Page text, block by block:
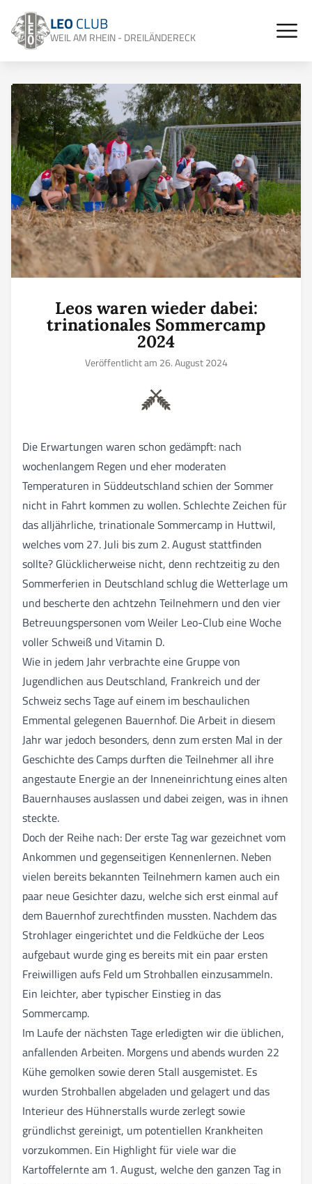
LEOCLUB
WEIL AM RHEIN - DREILÄNDERECK
Leos waren wieder dabei:
trinationales Sommercamp
2024
Veröffentlicht am 26. August 2024
Die Erwartungen waren schon gedämpft: nach
wochenlangem Regen und eher moderaten
Temperaturen in Süddeutschland schien der Sommer
nicht in Fahrt kommen zu wollen. Schlechte Zeichen für
das alljährliche, trinationale Sommercamp in Huttwil,
welches vom 27. Juli bis zum 2. August stattfinden
sollte? Glücklicherweise nicht, denn rechtzeitig zu den
Sommerferien in Deutschland schlug die Wetterlage um
und bescherte den achtzehn Teilnehmern und den vier
Betreuungspersonen vom Weiler Leo-Club eine Woche
voller Schweiß und Vitamin D.
Wie in jedem Jahr verbrachte eine Gruppe von
Jugendlichen aus Deutschland, Frankreich und der
Schweiz sechs Tage auf einem im beschaulichen
Emmental gelegenen Bauernhof. Die Arbeit in diesem
Jahr war jedoch besonders, denn zum ersten Mal in der
Geschichte des Camps durften die Teilnehmer all ihre
angestaute Energie an der Inneneinrichtung eines alten
Bauernhauses auslassen und dabei zeigen, was in ihnen
steckte.
Doch der Reihe nach: Der erste Tag war gezeichnet vom
Ankommen und gegenseitigen Kennenlernen. Neben
vielen bereits bekannten Teilnehmern kamen auch ein
paar neue Gesichter dazu, welche sich erst einmal auf
dem Bauernhof zurechtfinden mussten. Nachdem das
Strohlager eingerichtet und die Feldküche der Leos
aufgebaut wurde ging es bereits mit ein paar ersten
Freiwilligen aufs Feld um Strohballen einzusammeln.
Ein leichter, aber typischer Einstieg in das
Sommercamp.
Im Laufe der nächsten Tage erledigten wir die üblichen,
anfallenden Arbeiten. Morgens und abends wurden 22
Kühe gemolken sowie deren Stall ausgemistet. Es
wurden Strohballen abgeladen und gelagert und das
Interieur des Hühnerstalls wurde zerlegt sowie
gründlichst gereinigt, um potentiellen Krankheiten
vorzukommen. Ein Highlight für viele war die
Kartoffelernte am 1. August, welche den ganzen Tag in